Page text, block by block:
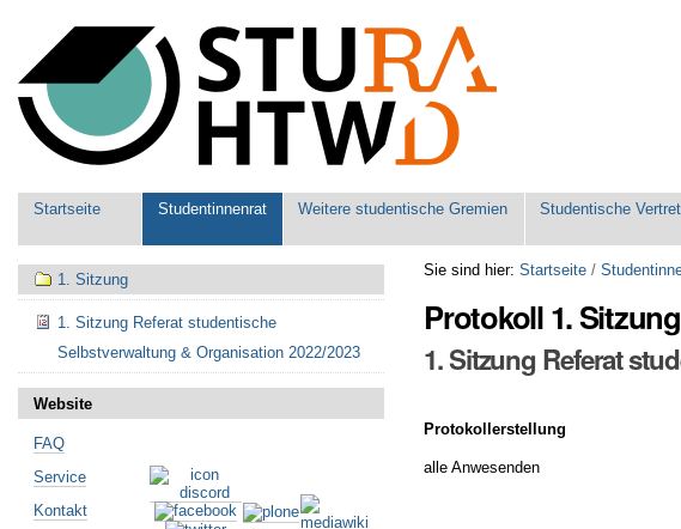
Werkzeuge
Sektionen
Startseite Studentinnenrat Weitere studentische Gremien Studentische
Sie sind hier: Startseite /
Protokoll 1.
1. Sitzung Referat
Protokollerstellung
alle Anwesenden
Navigation
1. Sitzung
1. Sitzung Referat studentische
Selbstverwaltung & Organisation 2022/2023
Website
FAQ
Service
Kontakt